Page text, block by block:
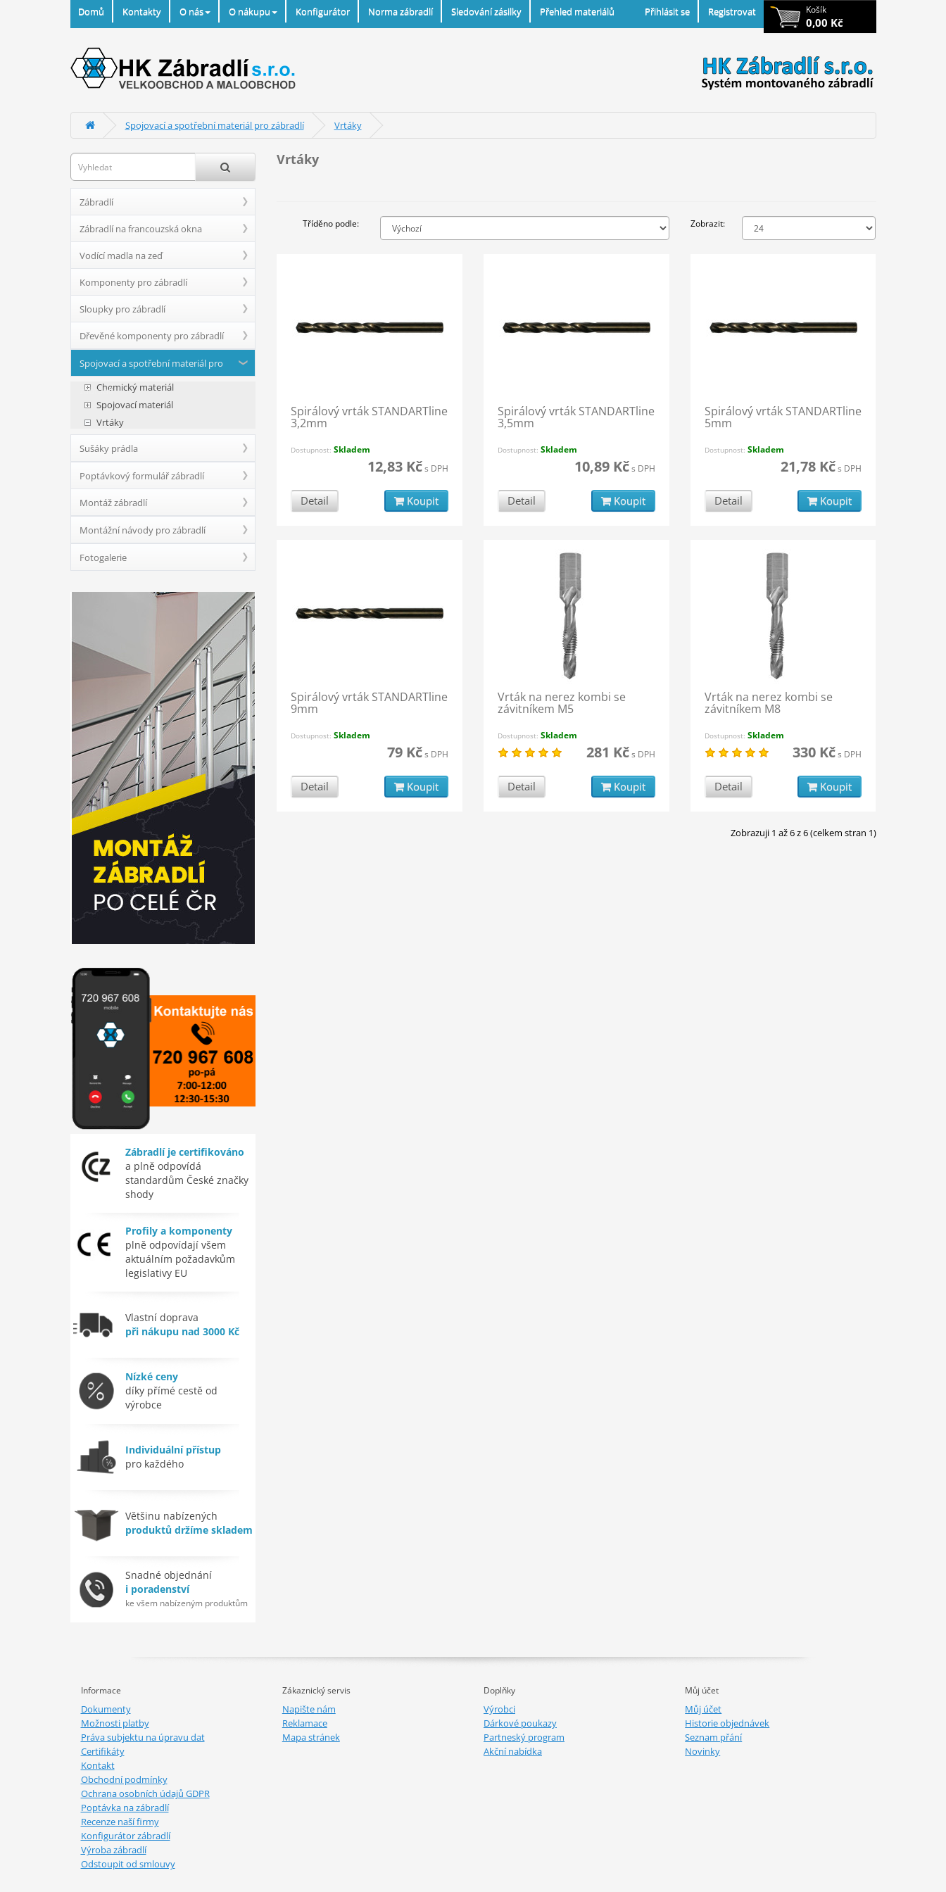
Košík
0,00 Kč
Domů Kontakty O nás O nákupu Konfigurátor Norma zábradlí Sledování zásilky Přehled materiálů Přihlásit se Registrovat
Spojovací a spotřební materiál pro zábradlí Vrtáky
Zábradlí
Zábradlí na francouzská okna
Vodící madla na zeď
Komponenty pro zábradlí
Sloupky pro zábradlí
Dřevěné komponenty pro zábradlí
Spojovací a spotřební materiál pro
zábradlí
Chemický materiál
Spojovací materiál
Vrtáky
Sušáky prádla
Poptávkový formulář zábradlí
Montáž zábradlí
Montážní návody pro zábradlí
Fotogalerie
Zábradlí je certifikováno
a plně odpovídá
standardům České značky
shody
Profily a komponenty
plně odpovídají všem
aktuálním požadavkům
legislativy EU
Vlastní doprava
při nákupu nad 3000 Kč
Nízké ceny
díky přímé cestě od
výrobce
Individuální přístup
pro každého
Většinu nabízených
produktů držíme skladem
Snadné objednání
i poradenství
ke všem nabízeným produktům
Vrtáky
Tříděno podle: Zobrazit:
Spirálový vrták STANDARTline
3,2mm
Dostupnost:Skladem
12,83 Kčs DPH
Detail Koupit
Spirálový vrták STANDARTline
3,5mm
Dostupnost: Skladem
10,89 Kčs DPH
Detail Koupit
Spirálový vrták STANDARTline
5mm
Dostupnost: Skladem
21,78 Kčs DPH
Detail Koupit
Spirálový vrták STANDARTline
9mm
Dostupnost:Skladem
79 Kčs DPH
Detail Koupit
Vrták na nerez kombi se
závitníkem M5
Dostupnost: Skladem
281 Kčs DPH
Detail Koupit
Vrták na nerez kombi se
závitníkem M8
Dostupnost: Skladem
330 Kčs DPH
Detail Koupit
Zobrazuji 1 až 6 z 6 (celkem stran 1)
Informace
Dokumenty
Možnosti platby
Práva subjektu na úpravu dat
Certifikáty
Kontakt
Obchodní podmínky
Ochrana osobních údajů GDPR
Poptávka na zábradlí
Recenze naší firmy
Konfigurátor zábradlí
Výroba zábradlí
Odstoupit od smlouvy
Zákaznický servis
Napište nám
Reklamace
Mapa stránek
Doplňky
Výrobci
Dárkové poukazy
Partneský program
Akční nabídka
Můj účet
Můj účet
Historie objednávek
Seznam přání
Novinky